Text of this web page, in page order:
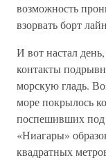
возможность
взорвать борт
И вот настал
контакты
морскую гладь.
море покрылось
поспешивших под
«Ниагары»
квадратных